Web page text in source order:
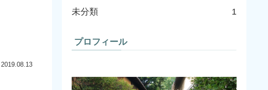
2019.08.13
未分類 1
プロフィール